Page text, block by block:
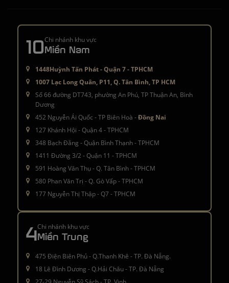
10Chi nhánh khu vực
Miền Nam
1448Huỳnh Tấn Phát - Quận 7 - TPHCM
1007 Lạc Long Quân, P11, Q. Tân Bình, TP HCM
Số 66 đường DT743, phường An Phú, TP Thuận An, Bình
Dương
452 Nguyễn Ái Quốc - TP Biên Hoà -Đồng Nai
127 Khánh Hội - Quận 4 - TPHCM
348 Bạch Đằng - Quận Bình Thạnh - TPHCM
1411 Đường 3/2 - Quận 11 - TPHCM
591 Hoàng Văn Thụ - Q. Tân Bình - TPHCM
580 Phan Văn Trị - Q. Gò Vấp - TPHCM
177 Nguyễn Thị Thập - Q7 - TPHCM
4Chi nhánh khu vực
Miền Trung
475 Điện Biên Phủ - Q.Thanh Khê - TP. Đà Nẵng.
18 Lê Đình Dương - Q.Hải Châu - TP. Đà Nẵng